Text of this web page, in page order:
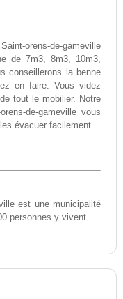
orens-de-gameville
de 7m3, 8m3, 10m3,
conseillerons la benne
en faire. Vous videz
tout le mobilier. Notre
de-gameville vous
évacuer facilement.
est une municipalité
personnes y vivent.